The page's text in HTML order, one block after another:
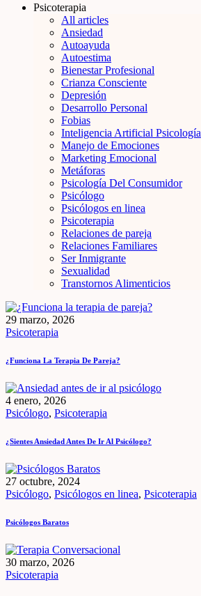
Psicoterapia
All articles
Ansiedad
Autoayuda
Autoestima
Bienestar Profesional
Crianza Consciente
Depresión
Desarrollo Personal
Fobias
Inteligencia Artificial Psicología
Manejo de Emociones
Marketing Emocional
Metáforas
Psicología Del Consumidor
Psicólogo
Psicólogos en linea
Psicoterapia
Relaciones de pareja
Relaciones Familiares
Ser Inmigrante
Sexualidad
Transtornos Alimenticios
29 marzo, 2026
Psicoterapia
¿Funciona La Terapia De Pareja?
4 enero, 2026
Psicólogo, Psicoterapia
¿Sientes Ansiedad Antes De Ir Al Psicólogo?
27 octubre, 2024
Psicólogo, Psicólogos en linea, Psicoterapia
Psicólogos Baratos
30 marzo, 2026
Psicoterapia